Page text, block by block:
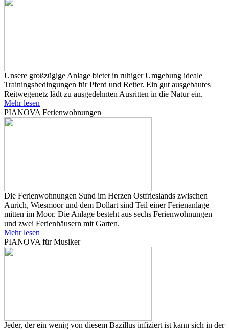
Unsere großzügige Anlage bietet in ruhiger Umgebung ideale
Trainingsbedingungen für Pferd und Reiter. Ein gut ausgebautes
Reitwegenetz lädt zu ausgedehnten Ausritten in die Natur ein.
Mehr lesen
PIANOVA Ferienwohnungen
Die Ferienwohnungen Sund im Herzen Ostfrieslands zwischen
Aurich, Wiesmoor und dem Dollart sind Teil einer Ferienanlage
mitten im Moor. Die Anlage besteht aus sechs Ferienwohnungen
und zwei Ferienhäusern mit Garten.
Mehr lesen
PIANOVA für Musiker
Jeder, der ein wenig von diesem Bazillus infiziert ist kann sich in der